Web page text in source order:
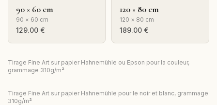
90 × 60 cm
90 × 60 cm
129.00 €
120 × 80 cm
120 × 80 cm
189.00 €
Tirage Fine Art sur papier Hahnemühle ou Epson pour la couleur,
grammage 310g/m²
Tirage Fine Art sur papier Hahnemühle pour le noir et blanc, grammage
310g/m²